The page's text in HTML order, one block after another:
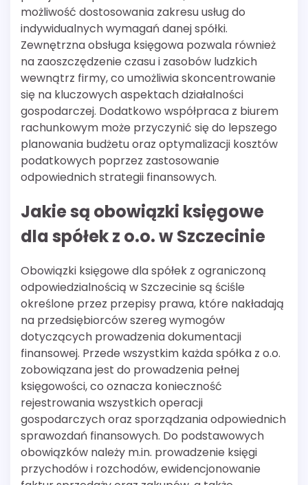
możliwość dostosowania zakresu usług do
indywidualnych wymagań danej spółki.
Zewnętrzna obsługa księgowa pozwala również
na zaoszczędzenie czasu i zasobów ludzkich
wewnątrz firmy, co umożliwia skoncentrowanie
się na kluczowych aspektach działalności
gospodarczej. Dodatkowo współpraca z biurem
rachunkowym może przyczynić się do lepszego
planowania budżetu oraz optymalizacji kosztów
podatkowych poprzez zastosowanie
odpowiednich strategii finansowych.
Jakie są obowiązki księgowe
dla spółek z o.o. w Szczecinie
Obowiązki księgowe dla spółek z ograniczoną
odpowiedzialnością w Szczecinie są ściśle
określone przez przepisy prawa, które nakładają
na przedsiębiorców szereg wymogów
dotyczących prowadzenia dokumentacji
finansowej. Przede wszystkim każda spółka z o.o.
zobowiązana jest do prowadzenia pełnej
księgowości, co oznacza konieczność
rejestrowania wszystkich operacji
gospodarczych oraz sporządzania odpowiednich
sprawozdań finansowych. Do podstawowych
obowiązków należy m.in. prowadzenie księgi
przychodów i rozchodów, ewidencjonowanie